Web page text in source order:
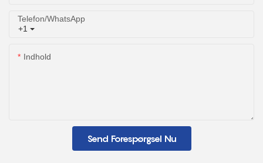
+1
Telefon/whatsApp
Indhold
Send Forespørgsel Nu